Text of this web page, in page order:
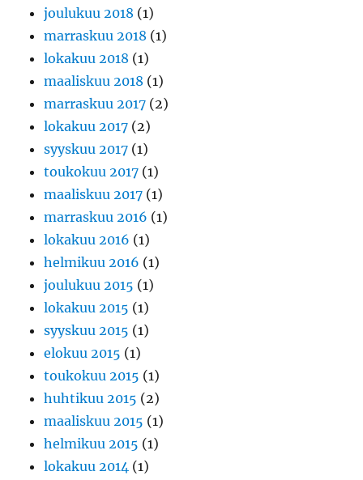
joulukuu 2018 (1)
marraskuu 2018 (1)
lokakuu 2018 (1)
maaliskuu 2018 (1)
marraskuu 2017 (2)
lokakuu 2017 (2)
syyskuu 2017 (1)
toukokuu 2017 (1)
maaliskuu 2017 (1)
marraskuu 2016 (1)
lokakuu 2016 (1)
helmikuu 2016 (1)
joulukuu 2015 (1)
lokakuu 2015 (1)
syyskuu 2015 (1)
elokuu 2015 (1)
toukokuu 2015 (1)
huhtikuu 2015 (2)
maaliskuu 2015 (1)
helmikuu 2015 (1)
lokakuu 2014 (1)